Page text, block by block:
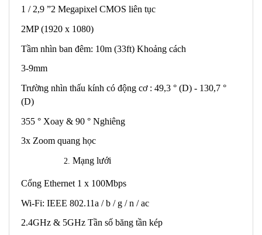
1 / 2,9 ”2 Megapixel CMOS liên tục
2MP (1920 x 1080)
Tầm nhìn ban đêm: 10m (33ft) Khoảng cách
3-9mm
Trường nhìn thấu kính có động cơ : 49,3 ° (D) - 130,7 °
(D)
355 ° Xoay & 90 ° Nghiêng
3x Zoom quang học
Mạng lưới
Cổng Ethernet 1 x 100Mbps
Wi-Fi: IEEE 802.11a / b / g / n / ac
2.4GHz & 5GHz Tần số băng tần kép